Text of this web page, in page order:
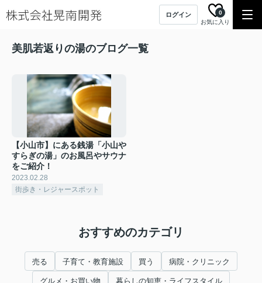
ログイン
お気に入り
0
美肌若返りの湯のブログ一覧
【小山市】にある銭湯「小山や
すらぎの湯」のお風呂やサウナ
をご紹介！
2023.02.28
街歩き・レジャースポット
おすすめのカテゴリ
売る 子育て・教育施設 買う 病院・クリニック
グルメ・お買い物 暮らしの知恵・ライフスタイル